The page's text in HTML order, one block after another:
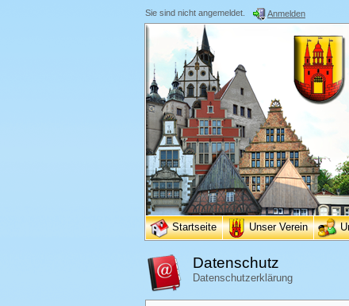
Sie sind nicht angemeldet. Anmelden
Startseite Unser Verein
Datenschutz
Datenschutzerklärung